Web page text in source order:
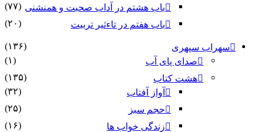
باب هشتم در آداب صحبت و همنشنى (۷۷)
باب هفتم در تاءثیر تربیت
(۲۰)
سهراب سپهری
(۱۳۶)
صدای پای آب
(۱)
هشت کتاب
(۱۳۵)
آواز آفتاب
(۳۲)
حجم سبز
(۲۵)
زندگی خواب ها
(۱۶)